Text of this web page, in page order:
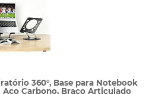
360°, Base para Notebook
Carbono, Braço Articulado